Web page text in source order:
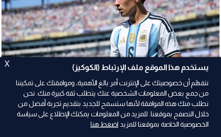
2026-07-26
فيديو - ليساندرو مارتينيز.. مواطنٌ فخري في مسقطه
X يستخدم هذا الموقع ملف الإرتباط (الكوكيز)
نتفهّم أن خصوصيتك على الإنترنت أمر بالغ الأهمية، وموافقتك على تمكيننا
من جمع بعض المعلومات الشخصية عنك يتطلب ثقة كبيرة منك. نحن
نطلب منك هذه الموافقة لأنها ستسمح للجديد بتقديم تجربة أفضل من
خلال التصفح بموقعنا. للمزيد من المعلومات يمكنك الإطلاع على سياسة
الخصوصية الخاصة بموقعنا للمزيد اضغط هنا